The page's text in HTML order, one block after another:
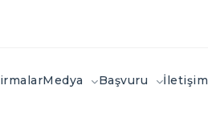
Medya Başvuru İletişim